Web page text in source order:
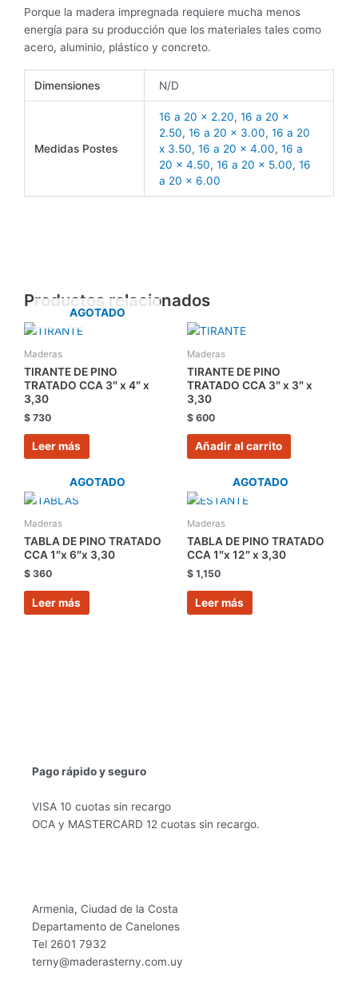
Porque la madera impregnada requiere mucha menos
energía para su producción que los materiales tales como
acero, aluminio, plástico y concreto.
Dimensiones N/D
Medidas Postes
16 a 20 x 2.20,16 a 20 x
2.50,16 a 20 x 3.00,16 a 20
x 3.50,16 a 20 x 4.00,16 a
20 x 4.50,16 a 20 x 5.00,16
a 20 x 6.00
Productos relacionados
AGOTADO
Maderas
TIRANTE DE PINO
TRATADO CCA 3″ x 4″ x
3,30
$ 730
Leer más
Maderas
TIRANTE DE PINO
TRATADO CCA 3″ x 3″ x
3,30
$ 600
Añadir al carrito
AGOTADO
Maderas
TABLA DE PINO TRATADO
CCA 1″x 6″x 3,30
$ 360
Leer más
AGOTADO
Maderas
TABLA DE PINO TRATADO
CCA 1″x 12″ x 3,30
$ 1,150
Leer más
Armenia, Ciudad de la Costa
Departamento de Canelones
Tel 2601 7932
terny@maderasterny.com.uy
Pago rápido y seguro
VISA 10 cuotas sin recargo
OCA y MASTERCARD 12 cuotas sin recargo.